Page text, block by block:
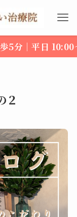
～20:00 土日
２